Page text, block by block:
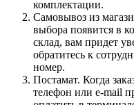
комплектации.
Самовывоз из
выбора появится в
склад, вам придет
обратитесь к
номер.
Постамат. Когда
телефон или e-mail